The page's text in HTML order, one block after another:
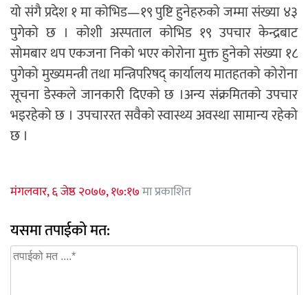
यो संगै प्रदेश १ मा कोभिड—१९ पुष्टि हुनेहरुको जम्मा संख्या ४३
पुगेको छ । कोशी अस्पताल कोभिड १९ उपचार केन्द्रबाट
सोमबार थप एकजना निको भएर कोरोना मुक्त हुनेको संख्या १८
पुगेको मुख्यमन्त्री तथा मन्त्रिपरिषद् कार्यालय मातहतको कोरोना
सूचना डेस्कले जानकारी दिएको छ ।अन्य संक्रमितको उपचार
भइरहेको छ । उपचाररत सवैको स्वास्थ्य अवस्था सामान्य रहेको
छ ।
मंगलवार, ६ जेष्ठ २०७७, १७:१७मा प्रकाशित
यसमा तपाईको मत: